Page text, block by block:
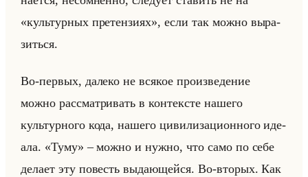
«культурных претензиях», если так можно вы­ра­
зиться.
Во-пер­вых, да­ле­ко не вся­кое про­из­ве­де­ние
можно рас­смат­ри­вать в кон­тек­сте на­ше­го
культур­но­го кода, на­ше­го ци­ви­ли­за­ци­он­но­го иде­
ала. «Туму» – можно и нужно, что само по себе
де­ла­ет эту по­весть вы­да­ющейся. Во-вто­рых. Как